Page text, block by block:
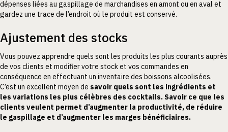
dépenses liées au gaspillage de marchandises en amont ou en aval et
gardez une trace de l’endroit où le produit est conservé.
Ajustement des stocks
Vous pouvez apprendre quels sont les produits les plus courants auprès
de vos clients et modifier votre stock et vos commandes en
conséquence en effectuant un inventaire des boissons alcoolisées.
C’est un excellent moyen de savoir quels sont les ingrédients et
les variations les plus célèbres des cocktails. Savoir ce que les
clients veulent permet d’augmenter la productivité, de réduire
le gaspillage et d’augmenter les marges bénéficiaires.